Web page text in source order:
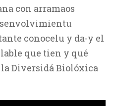
con arramaos
conocelu y da-y el
que tien y qué
Diversidá Biolóxica